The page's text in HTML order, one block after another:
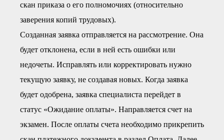
скан приказа о его полномочиях (относительно
заверения копий трудовых).
Созданная заявка отправляется на рассмотрение. Она
будет отклонена, если в ней есть ошибки или
недочеты. Исправлять или корректировать нужно
текущую заявку, не создавая новых. Когда заявка
будет одобрена, заявка специалиста перейдет в
статус «Ожидание оплаты». Направляется счет на
экзамен. После оплаты счета необходимо прикрепить